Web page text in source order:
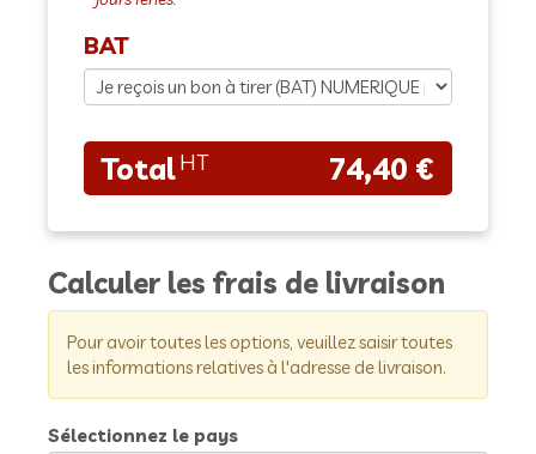
BAT
74,40 €
Calculer les frais de livraison
Pour avoir toutes les options, veuillez saisir toutes
les informations relatives à l'adresse de livraison.
Sélectionnez le pays